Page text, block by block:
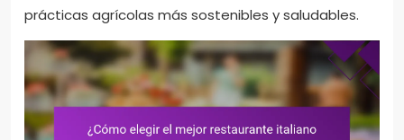
prácticas agrícolas más sostenibles y saludables.